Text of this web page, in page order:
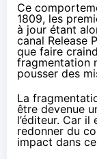
Ce
1809, les
à jour étant
canal Release
que faire
fragmentation
pousser des
La
être devenue
l’éditeur. Car
redonner du
impact dans